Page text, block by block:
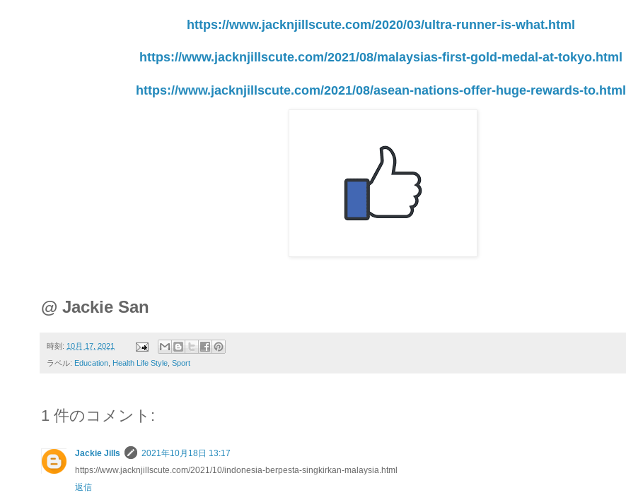
https://www.jacknjillscute.com/2020/03/ultra-runner-is-what.html
https://www.jacknjillscute.com/2021/08/malaysias-first-gold-medal-at-tokyo.html
https://www.jacknjillscute.com/2021/08/asean-nations-offer-huge-rewards-to.html
@ Jackie San
時刻: 10月 17, 2021
ラベル: Education Health Life Style Sport
1 件のコメント:
Jackie Jills
2021年10月18日 13:17
https://www.jacknjillscute.com/2021/10/indonesia-berpesta-singkirkan-malaysia.html
返信